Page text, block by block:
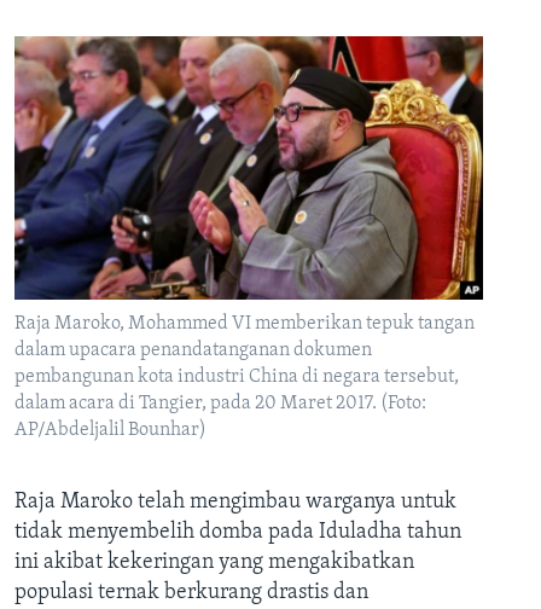
Raja Maroko, Mohammed VI memberikan tepuk tangan
dalam upacara penandatanganan dokumen
pembangunan kota industri China di negara tersebut,
dalam acara di Tangier, pada 20 Maret 2017. (Foto:
AP/Abdeljalil Bounhar)
Raja Maroko telah mengimbau warganya untuk
tidak menyembelih domba pada Iduladha tahun
ini akibat kekeringan yang mengakibatkan
populasi ternak berkurang drastis dan